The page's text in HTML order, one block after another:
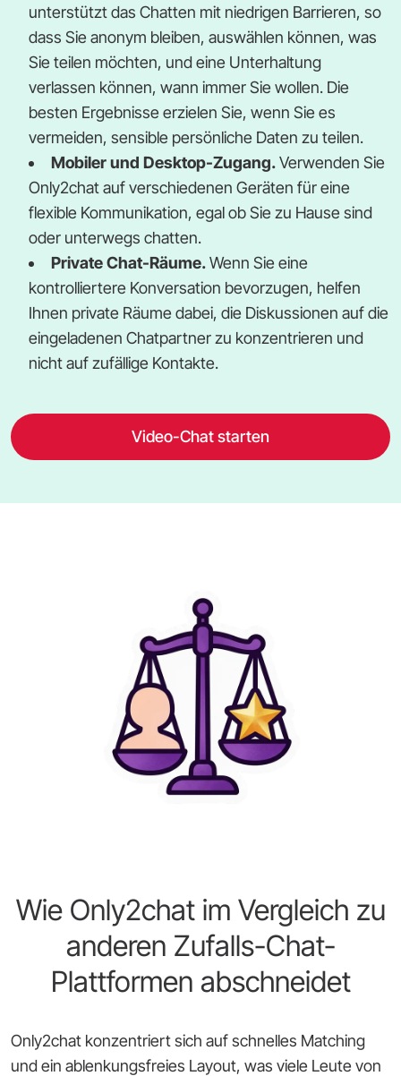
unterstützt das Chatten mit niedrigen Barrieren, so
dass Sie anonym bleiben, auswählen können, was
Sie teilen möchten, und eine Unterhaltung
verlassen können, wann immer Sie wollen. Die
besten Ergebnisse erzielen Sie, wenn Sie es
vermeiden, sensible persönliche Daten zu teilen.
Mobiler und Desktop-Zugang.Verwenden Sie
Only2chat auf verschiedenen Geräten für eine
flexible Kommunikation, egal ob Sie zu Hause sind
oder unterwegs chatten.
Private Chat-Räume.Wenn Sie eine
kontrolliertere Konversation bevorzugen, helfen
Ihnen private Räume dabei, die Diskussionen auf die
eingeladenen Chatpartner zu konzentrieren und
nicht auf zufällige Kontakte.
Video-Chat starten
Wie Only2chat im Vergleich zu
anderen Zufalls-Chat-
Plattformen abschneidet
Only2chat konzentriert sich auf schnelles Matching
und ein ablenkungsfreies Layout, was viele Leute von